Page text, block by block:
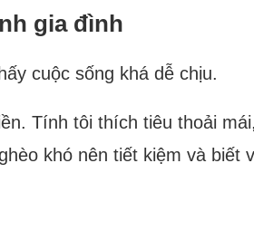
gia đình
cuộc sống khá dễ chịu.
Tính tôi thích tiêu thoải
khó nên tiết kiệm và biết